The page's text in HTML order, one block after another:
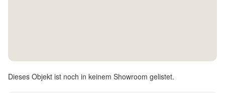
Dieses Objekt ist noch in keinem Showroom gelistet.